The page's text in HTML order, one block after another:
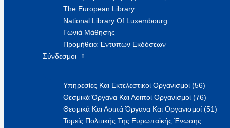
The European Library
National Library Of Luxembourg
Γωνιά Μάθησης
Προμήθεια Έντυπων Εκδόσεων
Σύνδεσμοι
Υπηρεσίες Και Εκτελεστικοί Οργανισμοί (56)
Θεσμικά Όργανα Και Λοιποί Οργανισμοί (76)
Θεσμικά Και Λοιπά Όργανα Και Οργανισμοί (51)
Τομείς Πολιτικής Της Ευρωπαϊκής Ένωσης